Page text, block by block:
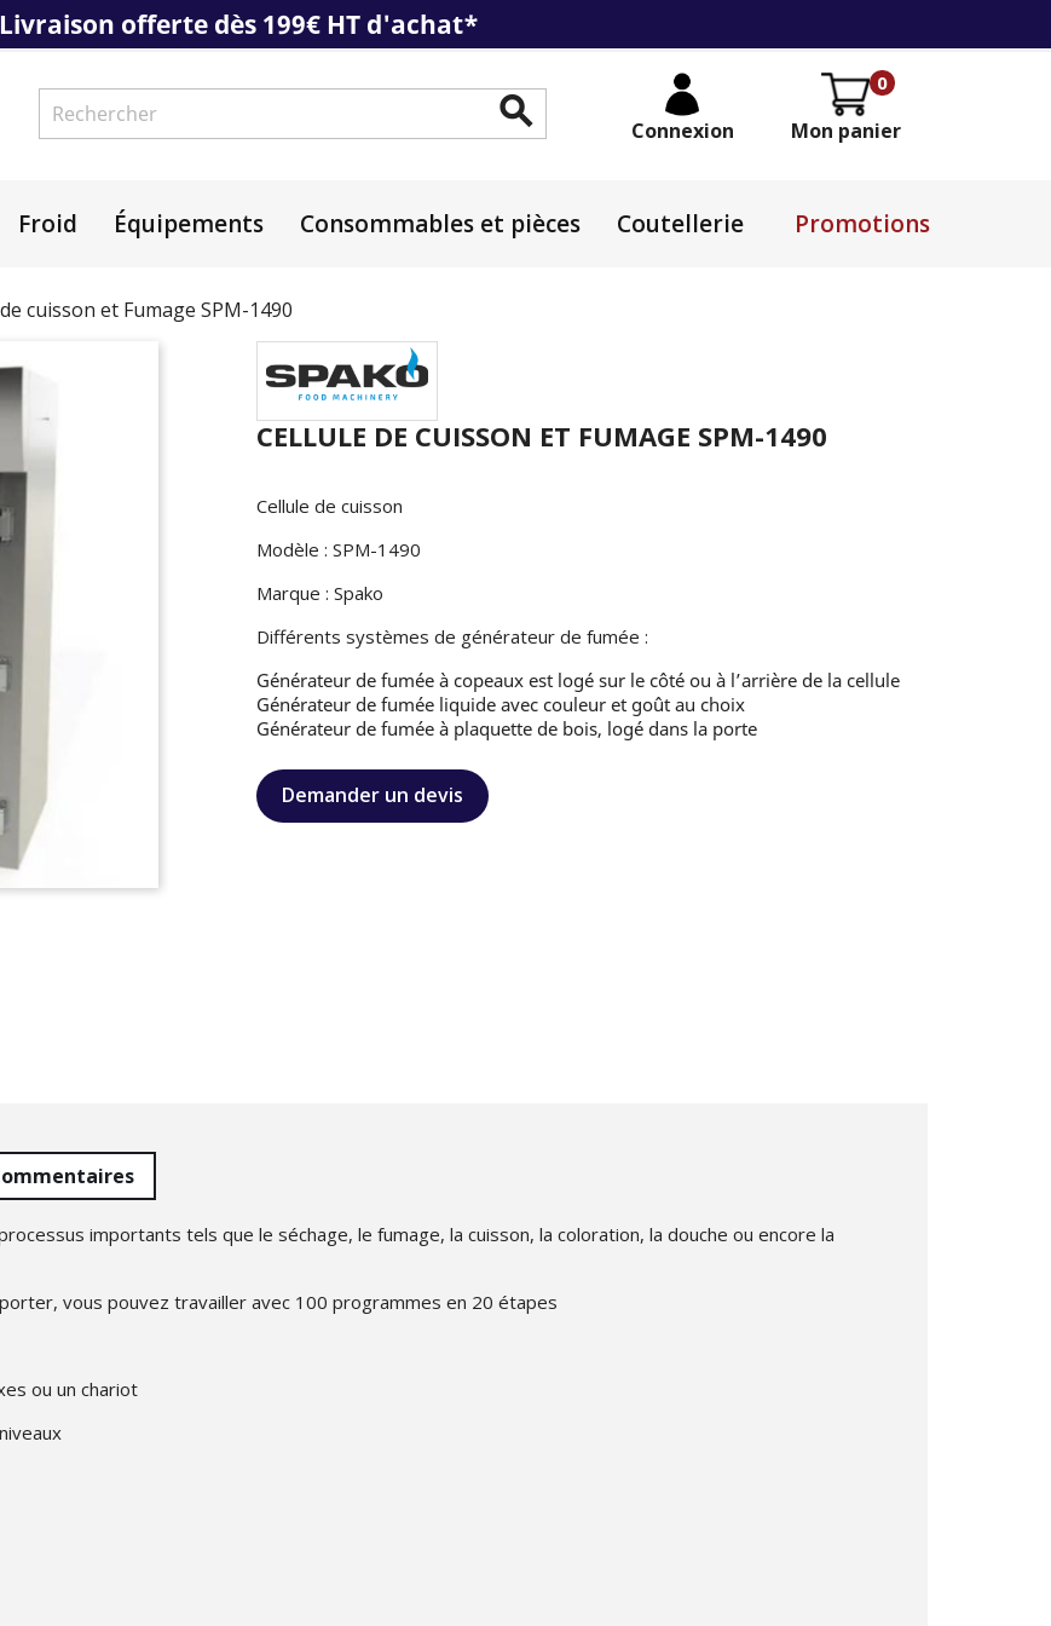
Livraison offerte dès 199€ HT d'achat*
0
Mon panier
 Connexion
Froid Équipements Consommables et pièces Coutellerie Promotions
cuisson et Fumage SPM-1490
CELLULE DE CUISSON ET FUMAGE SPM-1490
Cellule de cuisson
Modèle : SPM-1490
Marque : Spako
Différents systèmes de générateur de fumée :
Générateur de fumée à copeaux est logé sur le côté ou à l’arrière de la cellule
Générateur de fumée liquide avec couleur et goût au choix
Générateur de fumée à plaquette de bois, logé dans la porte
Demander un devis
importants tels que le séchage, le fumage, la cuisson, la coloration, la douche ou encore la
vous pouvez travailler avec 100 programmes en 20 étapes
ou un chariot